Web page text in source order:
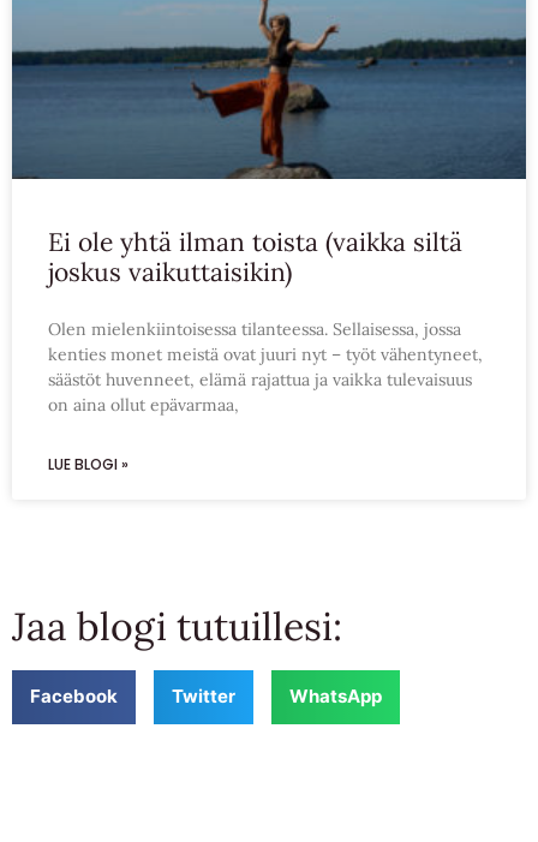
Ei ole yhtä ilman toista (vaikka siltä
joskus vaikuttaisikin)
Olen mielenkiintoisessa tilanteessa. Sellaisessa, jossa
kenties monet meistä ovat juuri nyt – työt vähentyneet,
säästöt huvenneet, elämä rajattua ja vaikka tulevaisuus
on aina ollut epävarmaa,
LUE BLOGI »
Jaa blogi tutuillesi:
Facebook Twitter WhatsApp